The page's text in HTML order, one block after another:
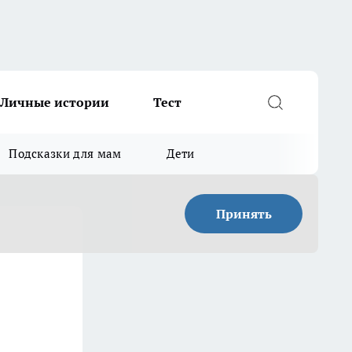
Личные истории Тест
Подсказки для мам Дети
Принять